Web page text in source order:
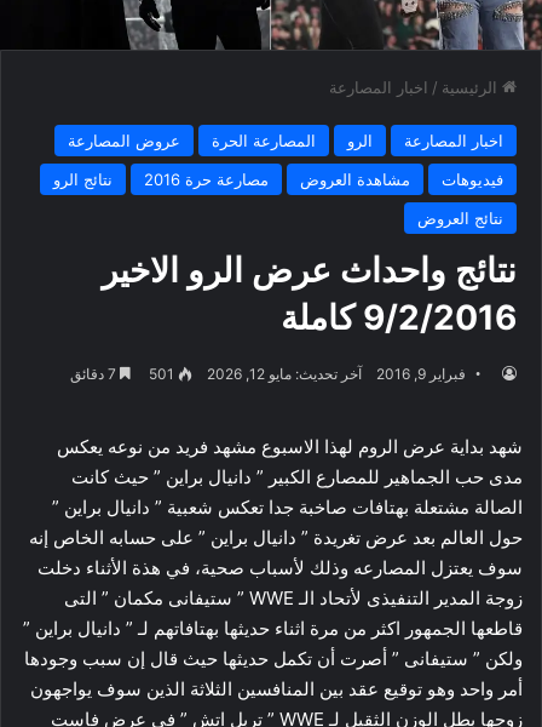
الرئيسية / اخبار المصارعة
اخبار المصارعة الرو المصارعة الحرة
عروض المصارعة
فيديوهات
مشاهدة العروض مصارعة حرة 2016
نتائج الرو
نتائج العروض
نتائج واحداث عرض الرو الاخير
9/2/2016 كاملة
فبراير 9, 2016 آخر تحديث: مايو 12, 2026 501
شهد بداية عرض الروم لهذا الاسبوع مشهد فريد من نوعه يعكس
مدى حب الجماهير للمصارع الكبير ” دانيال براين ” حيث كانت
الصالة مشتعلة بهتافات صاخبة جدا تعكس شعبية ” دانيال براين ”
حول العالم بعد عرض تغريدة ” دانيال براين ” على حسابه الخاص إنه
سوف يعتزل المصارعه وذلك لأسباب صحية، في هذة الأثناء دخلت
زوجة المدير التنفيذى لأتحاد الـ WWE ” ستيفانى مكمان ” التى
قاطعها الجمهور اكثر من مرة اثناء حديثها بهتافاتهم لـ ” دانيال براين ”
ولكن ” ستيفانى ” أصرت أن تكمل حديثها حيث قال إن سبب وجودها
أمر واحد وهو توقيع عقد بين المنافسين الثلاثة الذين سوف يواجهون
زوجها بطل الوزن الثقيل لـ WWE ” تربل اتش ” في عرض فاست